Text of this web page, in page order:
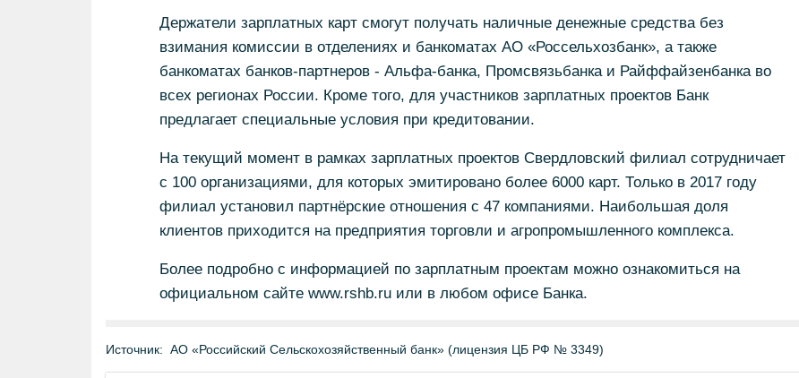
Держатели зарплатных карт смогут получать наличные денежные средства без
взимания комиссии в отделениях и банкоматах АО «Россельхозбанк», а также
банкоматах банков-партнеров - Альфа-банка, Промсвязьбанка и Райффайзенбанка во
всех регионах России. Кроме того, для участников зарплатных проектов Банк
предлагает специальные условия при кредитовании.
На текущий момент в рамках зарплатных проектов Свердловский филиал сотрудничает
с 100 организациями, для которых эмитировано более 6000 карт. Только в 2017 году
филиал установил партнёрские отношения с 47 компаниями. Наибольшая доля
клиентов приходится на предприятия торговли и агропромышленного комплекса.
Более подробно с информацией по зарплатным проектам можно ознакомиться на
официальном сайте www.rshb.ru или в любом офисе Банка.
Источник: АО «Российский Сельскохозяйственный банк» (лицензия ЦБ РФ № 3349)